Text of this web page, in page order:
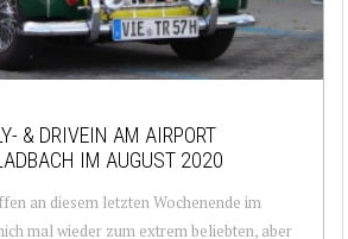
& DRIVEIN AM AIRPORT
IM AUGUST 2020
an diesem letzten Wochenende im
mal wieder zum extrem beliebten, aber